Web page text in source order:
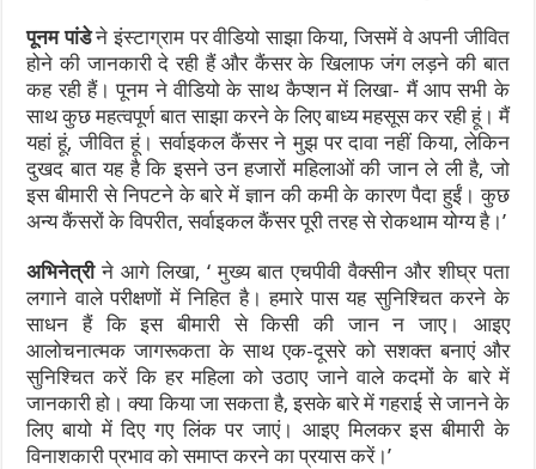
पूनम पांडेने इंस्टाग्राम पर वीडियो साझा किया, जिसमें वे अपनी जीवित
होने की जानकारी दे रही हैं और कैंसर के खिलाफ जंग लड़ने की बात
कह रही हैं। पूनम ने वीडियो के साथ कैप्शन में लिखा- मैं आप सभी के
साथ कुछ महत्वपूर्ण बात साझा करने के लिए बाध्य महसूस कर रही हूं। मैं
यहां हूं, जीवित हूं। सर्वाइकल कैंसर ने मुझ पर दावा नहीं किया, लेकिन
दुखद बात यह है कि इसने उन हजारों महिलाओं की जान ले ली है, जो
इस बीमारी से निपटने के बारे में ज्ञान की कमी के कारण पैदा हुईं। कुछ
अन्य कैंसरों के विपरीत, सर्वाइकल कैंसर पूरी तरह से रोकथाम योग्य है।’
अभिनेत्रीने आगे लिखा, ‘ मुख्य बात एचपीवी वैक्सीन और शीघ्र पता
लगाने वाले परीक्षणों में निहित है। हमारे पास यह सुनिश्चित करने के
साधन हैं कि इस बीमारी से किसी की जान न जाए। आइए
आलोचनात्मक जागरूकता के साथ एक-दूसरे को सशक्त बनाएं और
सुनिश्चित करें कि हर महिला को उठाए जाने वाले कदमों के बारे में
जानकारी हो। क्या किया जा सकता है, इसके बारे में गहराई से जानने के
लिए बायो में दिए गए लिंक पर जाएं। आइए मिलकर इस बीमारी के
विनाशकारी प्रभाव को समाप्त करने का प्रयास करें।’